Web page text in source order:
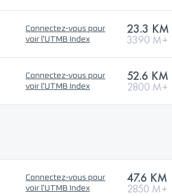
Connectez-vous pour
voir l'UTMB Index
23.3 KM
3390 M+
Connectez-vous pour
voir l'UTMB Index
52.6 KM
2800 M+
Connectez-vous pour
voir l'UTMB Index
47.6 KM
2850 M+